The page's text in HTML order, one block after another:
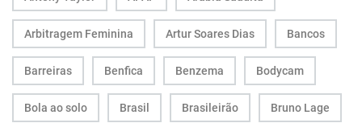
Arbitragem Feminina Artur Soares Dias Bancos
Barreiras Benfica Benzema Bodycam
Bola ao solo Brasil Brasileirão Bruno Lage